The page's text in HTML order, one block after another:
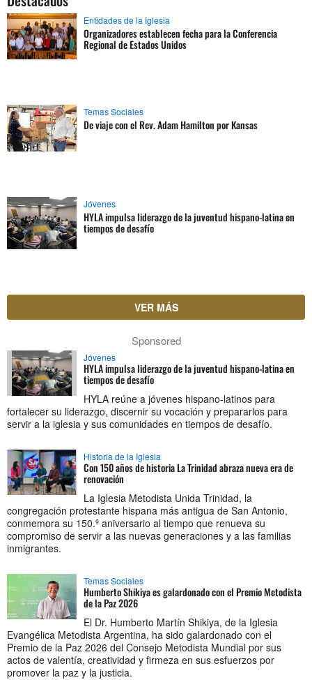
Entidades de la Iglesia
Organizadores establecen fecha para la Conferencia
Regional de Estados Unidos
Temas Sociales
De viaje con el Rev. Adam Hamilton por Kansas
Jóvenes
HYLA impulsa liderazgo de la juventud hispano-latina en
tiempos de desafío
VER MÁS
Sponsored
Jóvenes
HYLA impulsa liderazgo de la juventud hispano-latina en
tiempos de desafío
HYLA reúne a jóvenes hispano-latinos para
fortalecer su liderazgo, discernir su vocación y prepararlos para
servir a la iglesia y sus comunidades en tiempos de desafío.
Historia de la Iglesia
Con 150 años de historia La Trinidad abraza nueva era de
renovación
La Iglesia Metodista Unida Trinidad, la
congregación protestante hispana más antigua de San Antonio,
conmemora su 150.º aniversario al tiempo que renueva su
compromiso de servir a las nuevas generaciones y a las familias
inmigrantes.
Temas Sociales
Humberto Shikiya es galardonado con el Premio Metodista
de la Paz 2026
El Dr. Humberto Martín Shikiya, de la Iglesia
Evangélica Metodista Argentina, ha sido galardonado con el
Premio de la Paz 2026 del Consejo Metodista Mundial por sus
actos de valentía, creatividad y firmeza en sus esfuerzos por
promover la paz y la justicia.